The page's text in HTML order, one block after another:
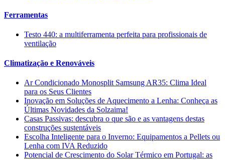
Ferramentas
Testo 440: a multiferramenta perfeita para profissionais de
ventilação
Climatização e Renováveis
Ar Condicionado Monosplit Samsung AR35: Clima Ideal
para os Seus Clientes
Inovação em Soluções de Aquecimento a Lenha: Conheça as
Últimas Novidades da Solzaima!
Casas Passivas: descubra o que são e as vantagens destas
construções sustentáveis
Escolha Inteligente para o Inverno: Equipamentos a Pellets ou
Lenha com IVA Reduzido
Potencial de Crescimento do Solar Térmico em Portugal: as